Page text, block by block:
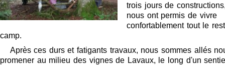
trois jours de
nous ont permis de vivre
confortablement tout le
camp.
Après ces durs et fatigants travaux, nous sommes allés
promener au milieu des vignes de Lavaux, le long d'un